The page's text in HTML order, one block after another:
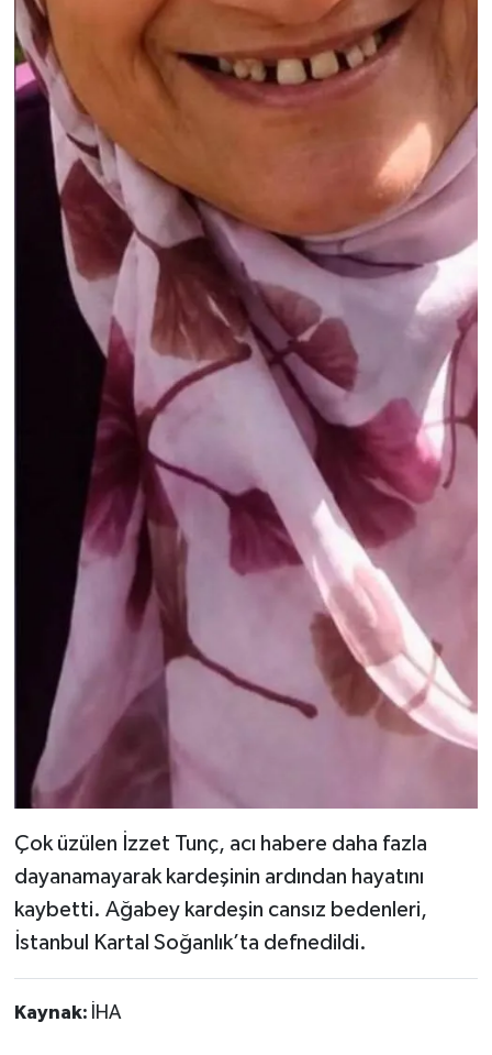
Çok üzülen İzzet Tunç, acı habere daha fazla
dayanamayarak kardeşinin ardından hayatını
kaybetti. Ağabey kardeşin cansız bedenleri,
İstanbul Kartal Soğanlık’ta defnedildi.
Kaynak: İHA